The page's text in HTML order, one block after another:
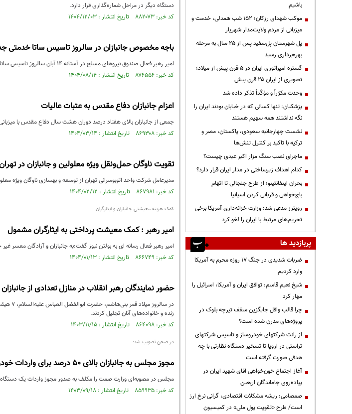
دستگاه دیگر در مراحل شماره‌گذاری قرار دارد.
کد خبر: ۸۸۲۰۷۳ تاریخ انتشار : ۱۴۰۴/۱۲/۰۳
باجه مخصوص جانبازان در سالروز تاسیس ساتا خدمتی
امیر رهبر فعال صندوق نیروهای مسلح در آستانه 14 آبان سالروز تاسیس ساتا به سراغ امیر سرتیپ دوم پزشک مسعود...
کد خبر: ۸۷۶۵۵۶ تاریخ انتشار : ۱۴۰۴/۰۸/۱۴
اعزام جانبازان دفاع مقدس به عتبات عالیات
جمعی از جانبازان بالای هفتاد درصد دوران هشت سال دفاع مقدس با میزبانی بنیاد مستضعفان
کد خبر: ۸۶۹۳۰۸ تاریخ انتشار : ۱۴۰۴/۰۳/۱۴
تقویت ناوگان حمل‌ونقل ویژه معلولین و جانبازان در
مدیرعامل شرکت واحد اتوبوسرانی تهران از توسعه و بهسازی ناوگان ویژه
کد خبر: ۸۶۷۹۸۱ تاریخ انتشار : ۱۴۰۴/۰۲/۱۲
کمک هزینه معیشتی جانبازان و ایثارگران
امیر رهبر : کمک‌ معیشت پرداختی به ایثارگران مشمول
امیر رهبر فعال رسانه ای به بولتن نیوز گفت:به جانبازان و آزادگان معسر غیر حالت اشتغال فاقد
کد خبر: ۸۶۶۷۴۹ تاریخ انتشار : ۱۴۰۴/۰۱/۱۳
حضور نمایندگان رهبر انقلاب در منازل تعدادی از جانبازان
در
زنده و خانواده‌های آنان تجلیل کردند.
کد خبر: ۸۶۴۰۹۸ تاریخ انتشار : ۱۴۰۳/۱۱/۱۵
در صحن تصویب شد؛
مجوز مجلس به جانبازان بالای ۵۰ درصد برای واردات خودرو
مجلس در مصوبه‌ای وزارت صمت را مکلف به صدور مجوز واردات یک دستگاه خودرو برای جانبازان
کد خبر: ۸۵۹۹۳۵ تاریخ انتشار : ۱۴۰۳/۰۹/۱۸
باشیم
موکب شهدای رزکان؛ ۱۵۲ شب همدلی، خدمت و
میزبانی از مردم ولایت‌مدار شهریار
پل شهرستان پل‌سفید پس از ۲۵ سال به مرحله
بهره‌برداری رسید
گستره امپراتوری ایران در ۵ قرن پیش از میلاد؛
تصویری از ایران ۲۵ قرن پیش
وحدت مکرّراً و مؤکّداً تذکر داده شد
پزشکیان: تنها کسانی که در خیابان بودند ایران را
نگه نداشتند همه سهیم هستند
نشست چهارجانبه سعودی، پاکستان، مصر و
ترکیه با تاکید بر کنترل تنش‌ها
ماجرای نصب سنگ مزار اکبر عبدی چیست؟
کدام اهداف زیرساختی در مدار ایران قرار دارد؟
بحران اینفانتینو؛ از طرح جنجالی تا اتهام
باج‌خواهی و قربانی کردن اسپانیا
رویترز مدعی شد: وزارت خزانه‌داری آمریکا برخی
تحریم‌های مرتبط با ایران را لغو کرد
پربازدید ها
ضربات شدیدی در جنگ ۱۷ روزه محرم به آمریکا
وارد کردیم
شیخ نعیم قاسم: توافق ایران و آمریکا، اسرائیل را
مهار کرد
چرا قالب وافل جایگزین سقف تیرچه بلوک در
پروژه‌های مدرن شده است؟
از رانت‌ شرکتهای خودروساز و تاسیس شرکتهای
تراستی در اروپا تا تسخیر دستگاه نظارتی با چه
هدفی صورت گرفته است
آغاز اجتماع خون‌خواهی اقای شهید ایران در
پیاده‌روی جاماندگان اربعین
صمصامی: ریشه مشکلات اقتصادی، گرانی نرخ ارز
است/ طرح «تقویت پول ملی» در کمیسیون